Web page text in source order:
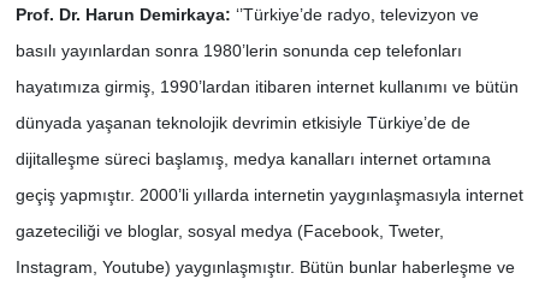
Prof. Dr. Harun Demirkaya: ‘’Türkiye’de radyo, televizyon ve
basılı yayınlardan sonra 1980’lerin sonunda cep telefonları
hayatımıza girmiş, 1990’lardan itibaren internet kullanımı ve bütün
dünyada yaşanan teknolojik devrimin etkisiyle Türkiye’de de
dijitalleşme süreci başlamış, medya kanalları internet ortamına
geçiş yapmıştır. 2000’li yıllarda internetin yaygınlaşmasıyla internet
gazeteciliği ve bloglar, sosyal medya (Facebook, Tweter,
Instagram, Youtube) yaygınlaşmıştır. Bütün bunlar haberleşme ve